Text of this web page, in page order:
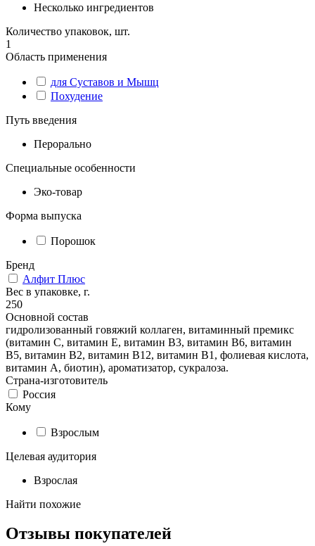
Несколько ингредиентов
Количество упаковок, шт.
1
Область применения
для Суставов и Мышц
Похудение
Путь введения
Перорально
Специальные особенности
Эко-товар
Форма выпуска
Порошок
Бренд
Алфит Плюс
Вес в упаковке, г.
250
Основной состав
гидролизованный говяжий коллаген, витаминный премикс
(витамин С, витамин Е, витамин В3, витамин В6, витамин
В5, витамин В2, витамин В12, витамин В1, фолиевая кислота,
витамин А, биотин), ароматизатор, сукралоза.
Страна-изготовитель
Россия
Кому
Взрослым
Целевая аудитория
Взрослая
Найти похожие
Отзывы покупателей